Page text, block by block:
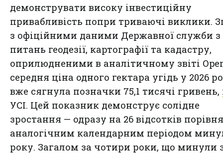
демонструвати високу інвестиційну
привабливість попри триваючі виклики.
з офіційними даними Державної служби з
питань геодезії, картографії та кадастру,
оприлюдненими в аналітичному звіті
середня ціна одного гектара угідь у 2026
вже сягнула позначки 75,1 тисячі гривень,
УСІ. Цей показник демонструє солідне
зростання — одразу на 26 відсотків
аналогічним календарним періодом
року. Загалом за чотири роки, що минули